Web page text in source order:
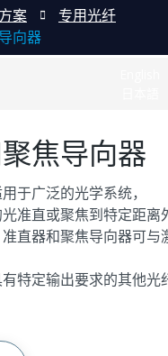
案
专用光纤
向器
焦导向器
于广泛的光学系统，
准直或聚焦到特定距离
直器和聚焦导向器可与
特定输出要求的其他光